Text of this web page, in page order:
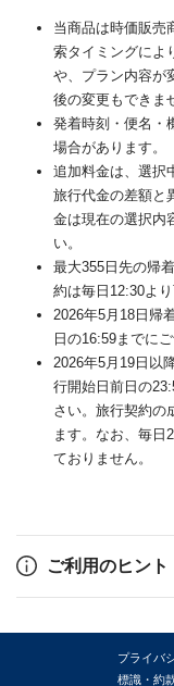
当商品は時価販売
索タイミングによ
や、プラン内容が
後の変更もできま
発着時刻・便名・
場合があります。
追加料金は、選択
旅行代金の差額と
金は現在の選択内
い。
最大355日先の帰
約は毎日12:30より
2026年5月18日帰
日の16:59までに
2026年5月19日以
行開始日前日の
さい。旅行契約の
ます。なお、毎日
ておりません。
ご利用のヒント
プライバ
標識・約